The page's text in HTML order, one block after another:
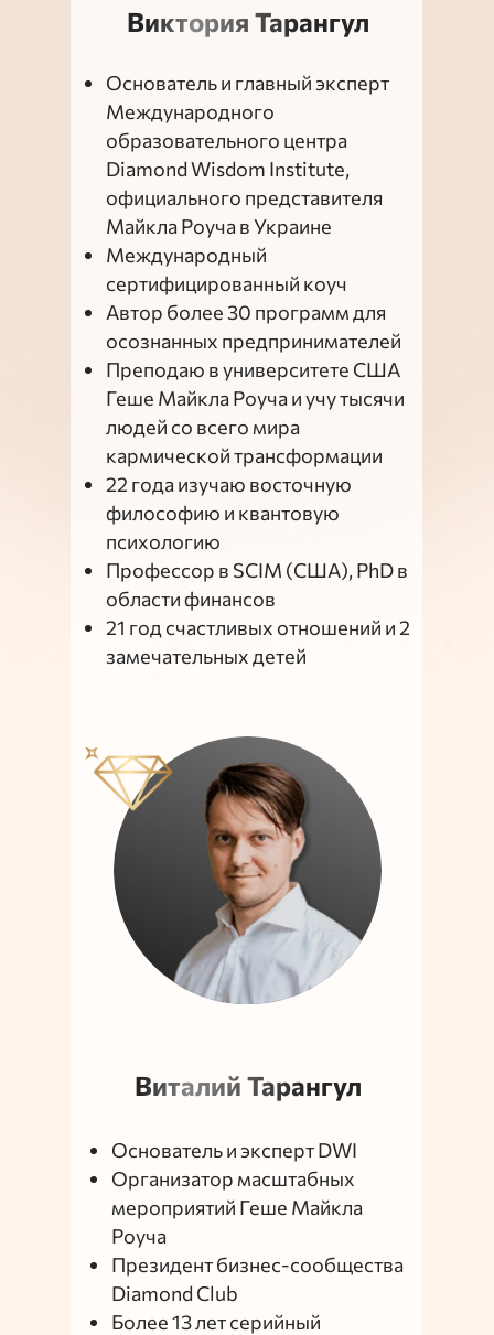
Основатель и эксперт DWI
Организатор масштабных
мероприятий Геше Майкла
Роуча
Президент бизнес-сообщества
Diamond Club
Более 13 лет серийный
Виталий Тарангул
Основатель и главный эксперт
Международного
образовательного центра
Diamond Wisdom Institute,
официального представителя
Майкла Роуча в Украине
Международный
сертифицированный коуч
Автор более 30 программ для
осознанных предпринимателей
Преподаю в университете США
Геше Майкла Роуча и учу тысячи
людей со всего мира
кармической трансформации
22 года изучаю восточную
философию и квантовую
психологию
Профессор в SCIM (США), PhD в
области финансов
21 год счастливых отношений и 2
замечательных детей
Виктория Тарангул